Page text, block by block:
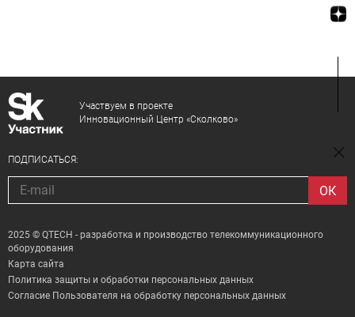
Участвуем в проекте
Инновационный Центр «Сколково»
ПОДПИСАТЬСЯ:
2025 © QTECH - разработка и производство телекоммуникационного
оборудования
Карта сайта
Политика защиты и обработки персональных данных
Согласие Пользователя на обработку персональных данных